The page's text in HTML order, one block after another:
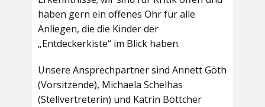
haben gern ein offenes Ohr für alle
Anliegen, die die Kinder der
„Entdeckerkiste“ im Blick haben.
Unsere Ansprechpartner sind Annett Göth
(Vorsitzende), Michaela Schelhas
(Stellvertreterin) und Katrin Böttcher